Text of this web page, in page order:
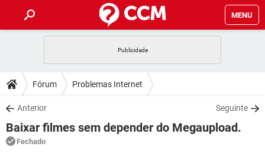
MENU
CELULAR FACEBOOK
OUTLOOK
INSTAGRAM GMAIL
GUIA DE COMPRAS
DICAS
JOGOS WHATSAPP
OUTLOOK
DOWNLOADS
JOGOS WHATSAPP
CELULAR
FÓRUM
Fórum Problemas Internet
Anterior Seguinte
Baixar filmes sem depender do Megaupload.
Fechado